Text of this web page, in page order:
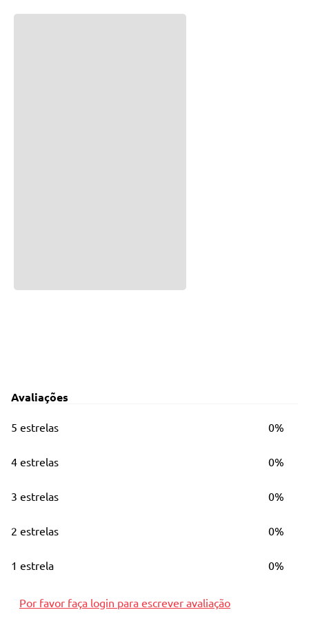
Avaliações
5 estrelas 0%
4 estrelas 0%
3 estrelas 0%
2 estrelas 0%
1 estrela 0%
Por favor faça login para escrever avaliação